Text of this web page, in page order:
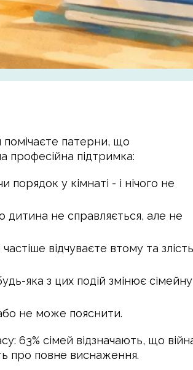
помічаєте патерни, що
професійна підтримка:
у кімнаті - і нічого не
дитина не справляється, але не
відчуваєте втому та
яка з цих подій змінює сімейну
не може пояснити.
63% сімей відзначають, що
про повне виснаження.